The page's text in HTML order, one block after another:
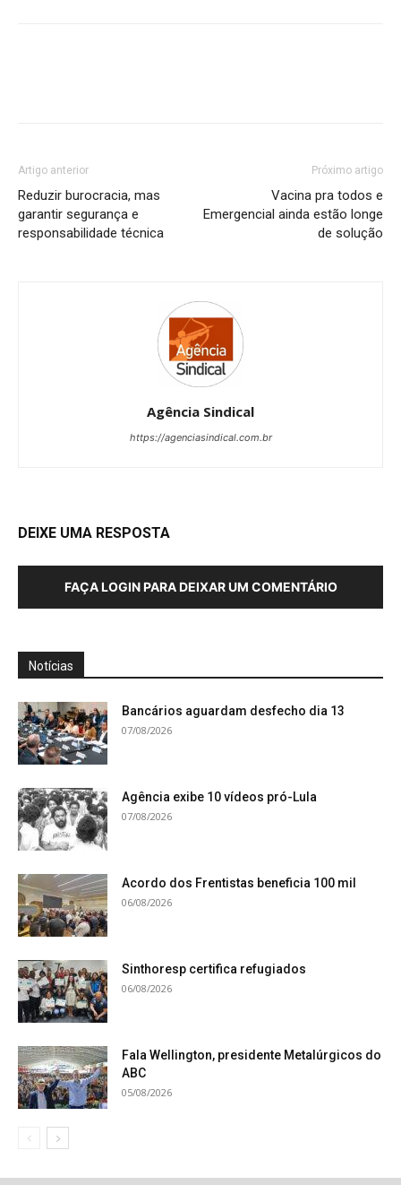
Artigo anterior
Reduzir burocracia, mas
garantir segurança e
responsabilidade técnica
Próximo artigo
Vacina pra todos e
Emergencial ainda estão longe
de solução
Agência Sindical
https://agenciasindical.com.br
DEIXE UMA RESPOSTA
FAÇA LOGIN PARA DEIXAR UM COMENTÁRIO
Notícias
Bancários aguardam desfecho dia 13
07/08/2026
Agência exibe 10 vídeos pró-Lula
07/08/2026
Acordo dos Frentistas beneficia 100 mil
06/08/2026
Sinthoresp certifica refugiados
06/08/2026
Fala Wellington, presidente Metalúrgicos do
ABC
05/08/2026